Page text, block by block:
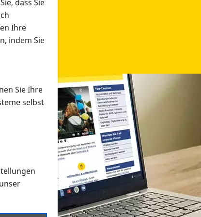
Formaten an
suchen und dieses bestellen bzw. herunterladen
dass Sie
Ihre
indem Sie
Sie Ihre
selbst